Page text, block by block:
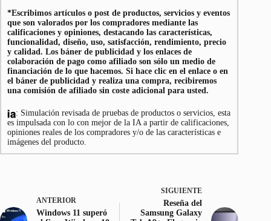
*Escribimos artículos o post de productos, servicios y eventos
que son valorados por los compradores mediante las
calificaciones y opiniones, destacando las características,
funcionalidad, diseño, uso, satisfacción, rendimiento, precio
y calidad. Los báner de publicidad y los enlaces de
colaboración de pago como afiliado son sólo un medio de
financiación de lo que hacemos. Si hace clic en el enlace o en
el báner de publicidad y realiza una compra, recibiremos
una comisión de afiliado sin coste adicional para usted.
: Simulación revisada de pruebas de productos o servicios, esta
es impulsada con lo con mejor de la IA a partir de calificaciones,
opiniones reales de los compradores y/o de las características e
imágenes del producto.
ANTERIOR
Windows 11 superó
SIGUIENTE
Reseña del
Samsung Galaxy